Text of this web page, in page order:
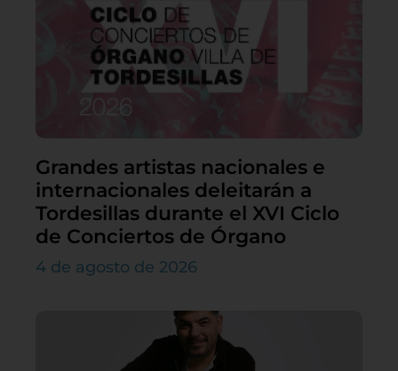
Grandes artistas nacionales e
internacionales deleitarán a
Tordesillas durante el XVI Ciclo
de Conciertos de Órgano
4 de agosto de 2026